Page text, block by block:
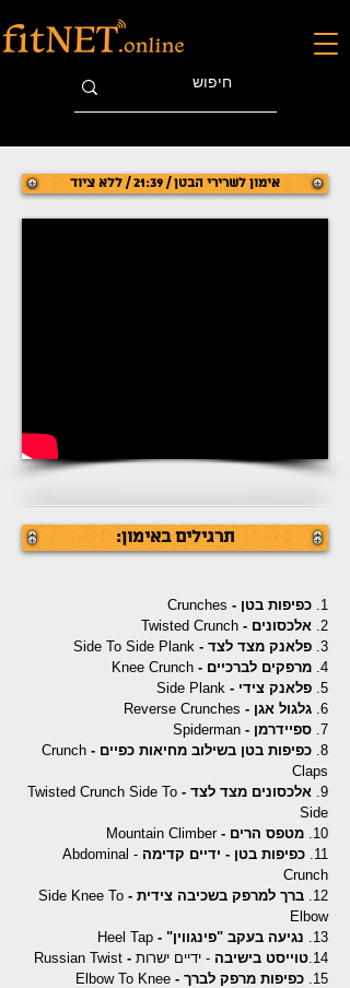
אימון לשרירי הבטן / 21:39 / ללא ציוד
תרגילים באימון:‏
1. כפיפות בטן - Crunches
2. אלכסונים - Twisted Crunch
3. פלאנק מצד לצד - Side To Side Plank
4. מרפקים לברכיים -
5. פלאנק צידי - Side Plank
6. גלגול אגן -
7. ספיידרמן -
8. כפיפות בטן בשילוב מחיאות כפיים - Crunch
Claps
9. אלכסונים מצד לצד - Twisted Crunch Side To
Side
10. מטפס הרים - Mountain Climber
11. כפיפות בטן - ידיים קדימה
- Abdominal
Crunch
12. ברך למרפק בשכיבה צידית - Side Knee To
Elbow
13.
נגיעה בעקב "פינגווין" -
14. טוייסט בישיבה - ידיים ישרות -
15. כפיפות מרפק לברך - Elbow To Knee